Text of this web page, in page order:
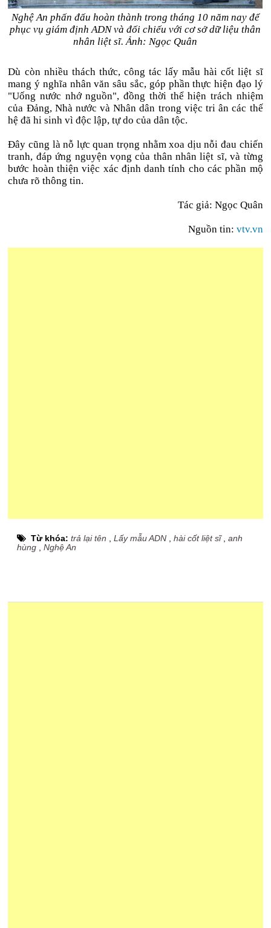
Nghệ An phấn đấu hoàn thành trong tháng 10 năm nay để
phục vụ giám định ADN và đối chiếu với cơ sở dữ liệu thân
nhân liệt sĩ. Ảnh: Ngọc Quân
Dù còn nhiều thách thức, công tác lấy mẫu hài cốt liệt sĩ
mang ý nghĩa nhân văn sâu sắc, góp phần thực hiện đạo lý
"Uống nước nhớ nguồn", đồng thời thể hiện trách nhiệm
của Đảng, Nhà nước và Nhân dân trong việc tri ân các thế
hệ đã hi sinh vì độc lập, tự do của dân tộc.
Đây cũng là nỗ lực quan trọng nhằm xoa dịu nỗi đau chiến
tranh, đáp ứng nguyện vọng của thân nhân liệt sĩ, và từng
bước hoàn thiện việc xác định danh tính cho các phần mộ
chưa rõ thông tin.
Tác giả: Ngọc Quân
Nguồn tin: vtv.vn
Từ khóa:trả lại tên ,Lấy mẫu ADN ,hài cốt liệt sĩ,anh
hùng ,Nghệ An